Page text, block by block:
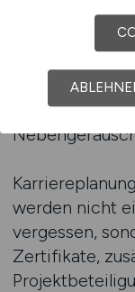
Streuverlust,
Feedback-
legt,
werden nicht
vergessen,
Zertifikate,